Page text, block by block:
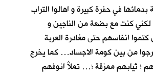
في حفرة كبيرة و اهالوا التراب
كنت مع بضعة من الناجين و
انفاسهم حتى مغادرة العربة
من بين كومة الاجساد… كما يخرج
؛ ثيابهم ممزقة ؛… تملأُ انوفهم